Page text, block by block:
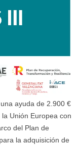
ayuda de 2.900 €
Unión Europea con
del Plan de
la adquisición de